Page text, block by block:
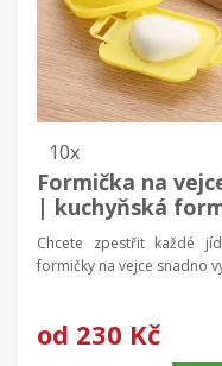
10x
Formička na
| kuchyňská
Chcete zpestřit každé
formičky na vejce snadno
od 230 Kč